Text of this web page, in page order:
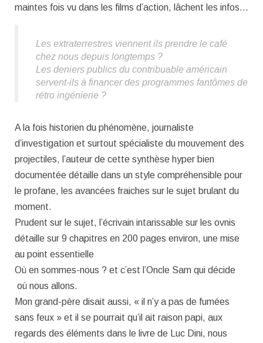
maintes fois vu dans les films d’action, lâchent les infos…
Les extraterrestres viennent ils prendre le café
chez nous depuis longtemps ?
Les deniers publics du contribuable américain
servent-ils à financer des programmes fantômes de
rétro ingénierie ?
A la fois historien du phénomène, journaliste
d’investigation et surtout spécialiste du mouvement des
projectiles, l’auteur de cette synthèse hyper bien
documentée détaille dans un style compréhensible pour
le profane, les avancées fraiches sur le sujet brulant du
moment.
Prudent sur le sujet, l’écrivain intarissable sur les ovnis
détaille sur 9 chapitres en 200 pages environ, une mise
au point essentielle
Où en sommes-nous ? et c’est l’Oncle Sam qui décide
où nous allons.
Mon grand-père disait aussi, « il n’y a pas de fumées
sans feux » et il se pourrait qu’il ait raison papi, aux
regards des éléments dans le livre de Luc Dini, nous